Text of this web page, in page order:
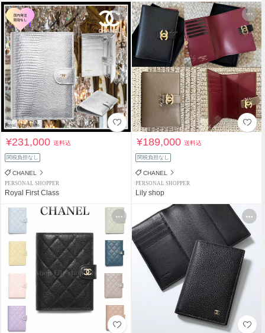
¥231,000送料込
関税負担なし
CHANEL
PERSONAL SHOPPER
Royal First Class
¥189,000送料込
関税負担なし
CHANEL
PERSONAL SHOPPER
Lily shop